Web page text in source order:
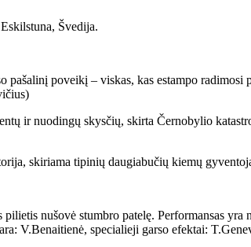
Švedija.
poveikį – viskas, kas estampo radimosi
ir nuodingų skysčių, skirta Černobylio
skiriama tipinių daugiabučių kiemų
nušovė stumbro patelę. Performansas
V.Benaitienė, specialieji garso efektai: